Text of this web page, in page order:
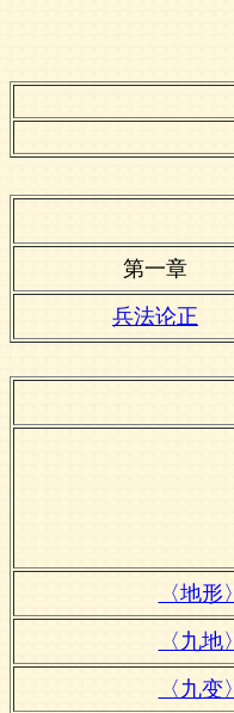
第一章
兵法论正
〈地形〉
〈九地〉
〈九变〉